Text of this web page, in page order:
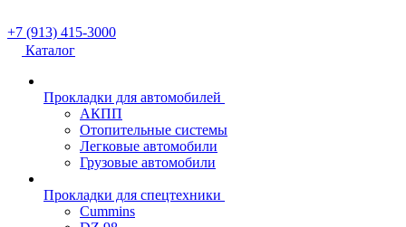
+7 (913) 415-3000
Каталог
Прокладки для автомобилей
АКПП
Отопительные системы
Легковые автомобили
Грузовые автомобили
Прокладки для спецтехники
Cummins